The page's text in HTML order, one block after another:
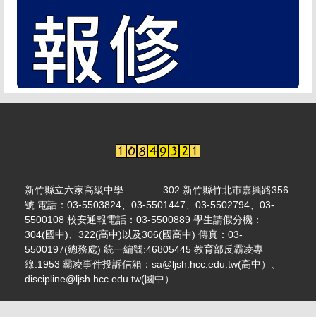
新竹縣立六家高級中學 302 新竹縣竹北市嘉興路356
號 電話：03-5503824、03-5501447、03-5502794、03-
5500108 校安通報電話：03-5500889 學生請假分機：
304(國中)、322(高中)以及306(國高中) 傳真：03-
5500197(總務處) 統一編號:46805445 教育部反霸凌專
線:1953 霸凌事件投訴信箱：sa@ljsh.hcc.edu.tw(高中）、
discipline@ljsh.hcc.edu.tw(國中）